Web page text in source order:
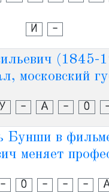
И -
московский
У - А - О
Бунши в
меняет
- О - - -